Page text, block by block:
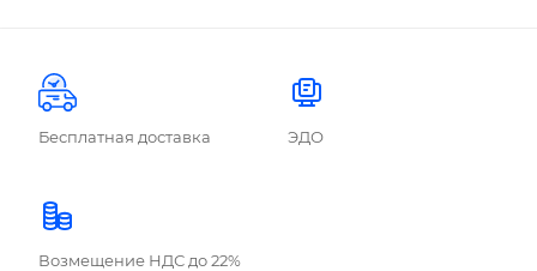
Бесплатная доставка ЭДО
Возмещение НДС до 22%